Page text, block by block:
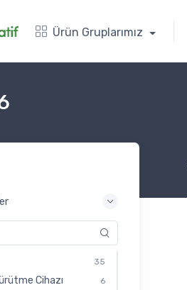
Ürün Gruplarımız
35
Cihazı 6